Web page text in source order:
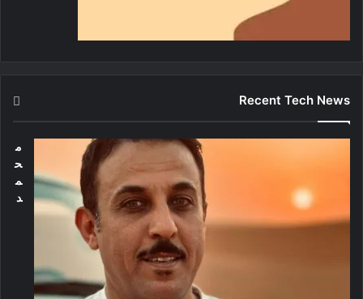
Recent Tech News
م
ح
م
د